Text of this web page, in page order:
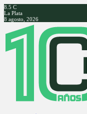
8.5 C
La Plata
8 agosto, 2026
Facebook
Twitter
Instagram
Youtube